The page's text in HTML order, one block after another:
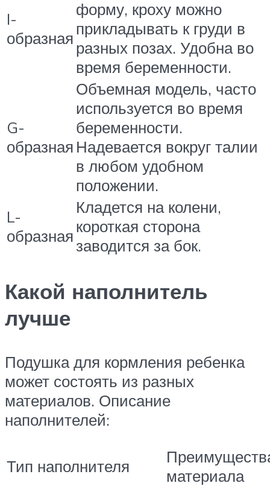
I-
образная
форму, кроху можно
прикладывать к груди в
разных позах. Удобна во
время беременности.
G-
образная
Объемная модель, часто
используется во время
беременности.
Надевается вокруг талии
в любом удобном
положении.
L-
образная
Кладется на колени,
короткая сторона
заводится за бок.
Какой наполнитель
лучше
Подушка для кормления ребенка
может состоять из разных
материалов. Описание
наполнителей:
Тип наполнителя
материала